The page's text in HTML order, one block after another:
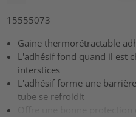
15555073
Gaine thermorétractable
L'adhésif fond quand il est
interstices
L'adhésif forme une
tube se refroidit
Offre une bonne protection